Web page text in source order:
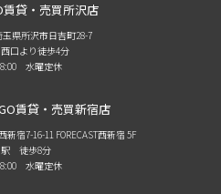
貸・売買所沢店
県所沢市日吉町28-7
口より徒歩4分
水曜定休
賃貸・売買新宿店
新宿7-16-11 FORECAST西新宿 5F
駅 徒歩8分
水曜定休